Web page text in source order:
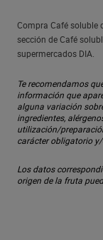
Compra Café soluble
sección de Café
supermercados DIA.
Te recomendamos
información que
alguna variación
ingredientes,
utilización/
carácter obligatorio
Los datos
origen de la fruta